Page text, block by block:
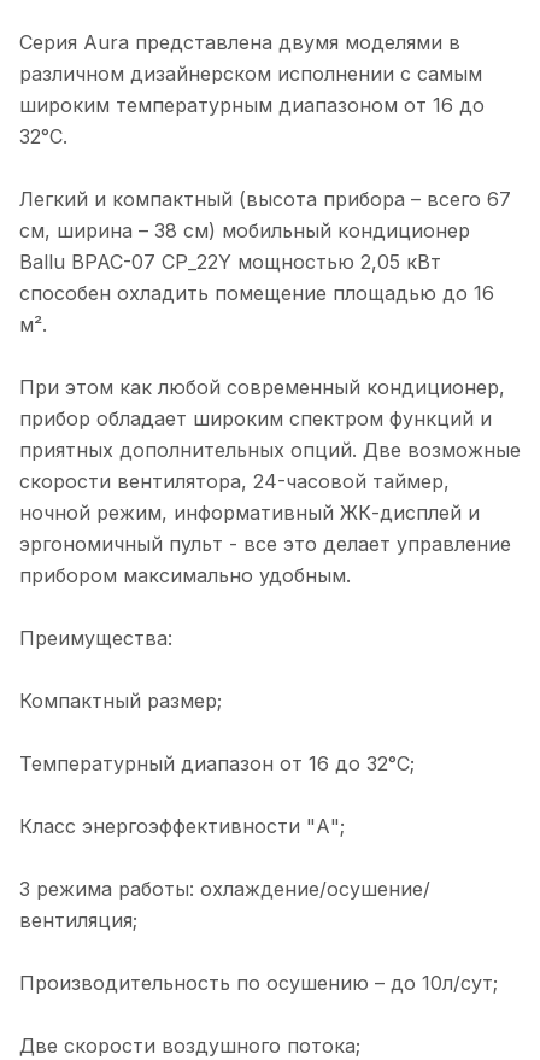
Серия Aura представлена двумя моделями в
различном дизайнерском исполнении с самым
широким температурным диапазоном от 16 до
32°С.
Легкий и компактный (высота прибора – всего 67
см, ширина – 38 см) мобильный кондиционер
Ballu BPAC-07 CP_22Y мощностью 2,05 кВт
способен охладить помещение площадью до 16
м².
При этом как любой современный кондиционер,
прибор обладает широким спектром функций и
приятных дополнительных опций. Две возможные
скорости вентилятора, 24-часовой таймер,
ночной режим, информативный ЖК-дисплей и
эргономичный пульт - все это делает управление
прибором максимально удобным.
Преимущества:
Компактный размер;
Температурный диапазон от 16 до 32°С;
Класс энергоэффективности "А";
3 режима работы: охлаждение/осушение/
вентиляция;
Производительность по осушению – до 10л/сут;
Две скорости воздушного потока;